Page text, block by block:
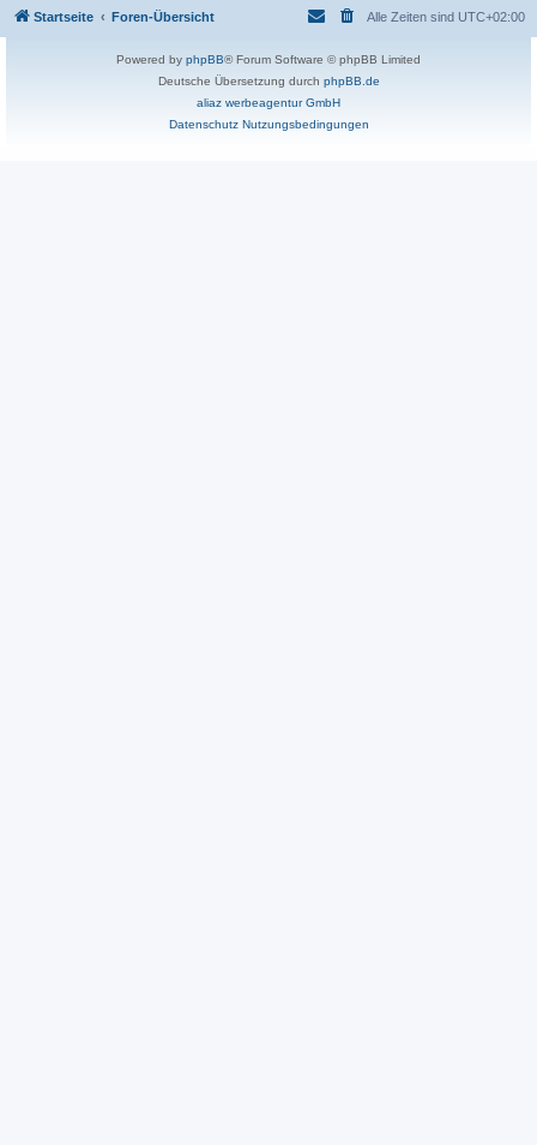
Startseite Foren-Übersicht Alle Zeiten sind UTC+02:00
Powered by phpBB® Forum Software © phpBB Limited
Deutsche Übersetzung durch phpBB.de
aliaz werbeagentur GmbH
Datenschutz Nutzungsbedingungen